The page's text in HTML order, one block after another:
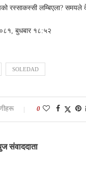
रस्साकस्सी लम्बिएला? समयले
बुधबार १८:५२
SOLEDAD
0
संवाददाता